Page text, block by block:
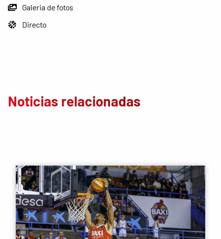
Galeria de fotos
Directo
Noticias relacionadas